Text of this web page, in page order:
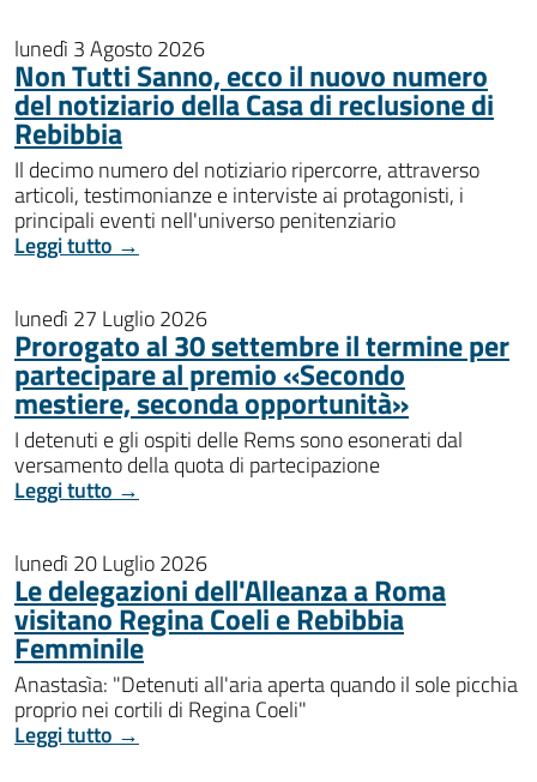
lunedì 3 Agosto 2026
Non Tutti Sanno, ecco il nuovo numero
del notiziario della Casa di reclusione di
Rebibbia
Il decimo numero del notiziario ripercorre, attraverso
articoli, testimonianze e interviste ai protagonisti, i
principali eventi nell'universo penitenziario
Leggi tutto →
lunedì 27 Luglio 2026
Prorogato al 30 settembre il termine per
partecipare al premio «Secondo
mestiere, seconda opportunità»
I detenuti e gli ospiti delle Rems sono esonerati dal
versamento della quota di partecipazione
Leggi tutto →
lunedì 20 Luglio 2026
Le delegazioni dell'Alleanza a Roma
visitano Regina Coeli e Rebibbia
Femminile
Anastasìa: "Detenuti all'aria aperta quando il sole picchia
proprio nei cortili di Regina Coeli"
Leggi tutto →